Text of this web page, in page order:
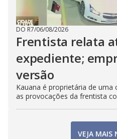
DO R7/06/08/2026
Frentista relata
expediente;
versão
Kauana é proprietária de uma
as provocações da frentista
VEJA MAIS